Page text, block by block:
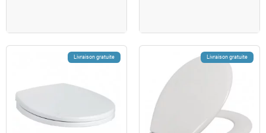
Livraison gratuite Livraison gratuite